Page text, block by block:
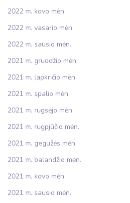
2022 m. kovo mėn.
2022 m. vasario mėn.
2022 m. sausio mėn.
2021 m. gruodžio mėn.
2021 m. lapkričio mėn.
2021 m. spalio mėn.
2021 m. rugsėjo mėn.
2021 m. rugpjūčio mėn.
2021 m. gegužės mėn.
2021 m. balandžio mėn.
2021 m. kovo mėn.
2021 m. sausio mėn.